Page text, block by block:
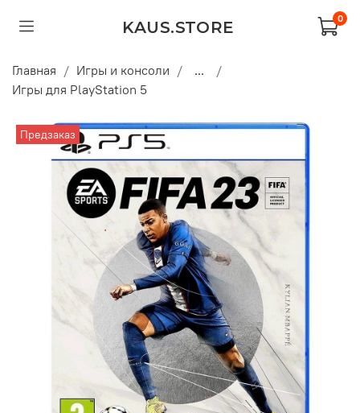
KAUS.STORE 0
Главная Игры и консоли
...
Игры для PlayStation 5
Предзаказ